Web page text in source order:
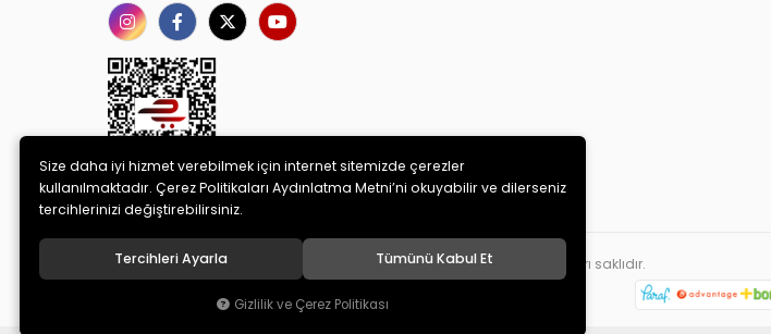
© 2020AS RULMAN OTOMOTİV SANAYİ TİCARET LİMİTED ŞİRKETİ . Tüm hakları saklıdır.
Size daha iyi hizmet verebilmek için internet sitemizde çerezler
kullanılmaktadır. Çerez Politikaları Aydınlatma Metni’ni okuyabilir ve dilerseniz
tercihlerinizi değiştirebilirsiniz.
Tercihleri Ayarla Tümünü Kabul Et
Gizlilik ve Çerez Politikası